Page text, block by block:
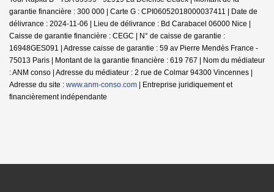
garantie financière : 300 000 | Carte G : CPI06052018000037411 | Date de
délivrance : 2024-11-06 | Lieu de délivrance : Bd Carabacel 06000 Nice |
Caisse de garantie financière : CEGC | N° de caisse de garantie :
16948GES091 | Adresse caisse de garantie : 59 av Pierre Mendès France -
75013 Paris | Montant de la garantie financière : 619 767 | Nom du médiateur
: ANM conso | Adresse du médiateur : 2 rue de Colmar 94300 Vincennes |
Adresse du site : www.anm-conso.com | Entreprise juridiquement et
financièrement indépendante